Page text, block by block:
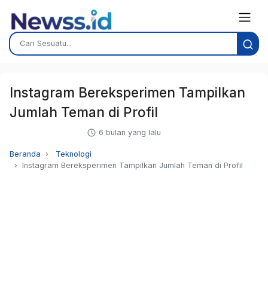
Instagram Bereksperimen Tampilkan
Jumlah Teman di Profil
6 bulan yang lalu
Beranda
Teknologi
Instagram Bereksperimen Tampilkan Jumlah Teman di Profil